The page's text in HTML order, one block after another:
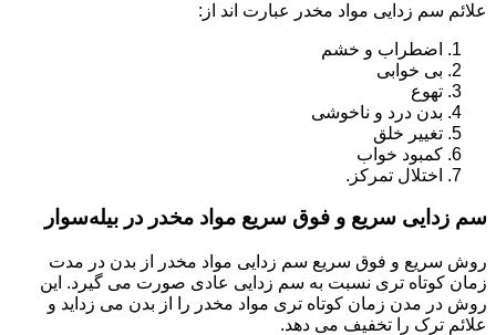
علائم سم زدایی مواد مخدر عبارت اند از:
اضطراب و خشم
بی خوابی
تهوع
بدن درد و ناخوشی
تغییر خلق
کمبود خواب
اختلال تمرکز.
سم زدایی سریع و فوق سریع مواد مخدر در بیله‌سوار
روش سریع و فوق سریع سم زدایی مواد مخدر از بدن در مدت
زمان کوتاه تری نسبت به سم زدایی عادی صورت می گیرد. این
روش در مدن زمان کوتاه تری مواد مخدر را از بدن می زداید و
علائم ترک را تخفیف می دهد.